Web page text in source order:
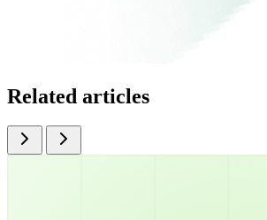
Related articles